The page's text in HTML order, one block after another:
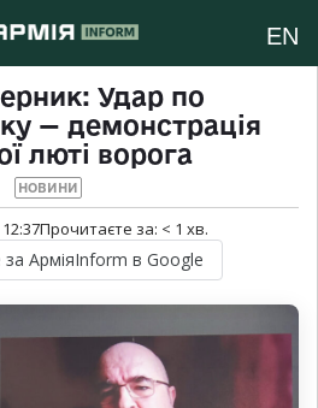
EN
Удар по
— демонстрація
люті ворога
НОВИНИ
Прочитаєте за: < 1 хв.
за АрміяInform в Google